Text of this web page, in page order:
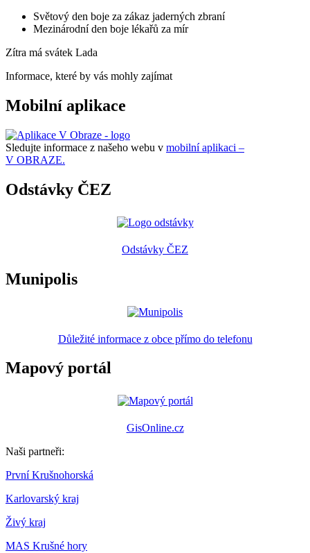
Světový den boje za zákaz jaderných zbraní
Mezinárodní den boje lékařů za mír
Zítra má svátek Lada
Informace, které by vás mohly zajímat
Mobilní aplikace
Sledujte informace z našeho webu v mobilní aplikaci –
V OBRAZE.
Odstávky ČEZ
Odstávky ČEZ
Munipolis
Důležité informace z obce přímo do telefonu
Mapový portál
GisOnline.cz
Naši partneři:
První Krušnohorská
Karlovarský kraj
Živý kraj
MAS Krušné hory